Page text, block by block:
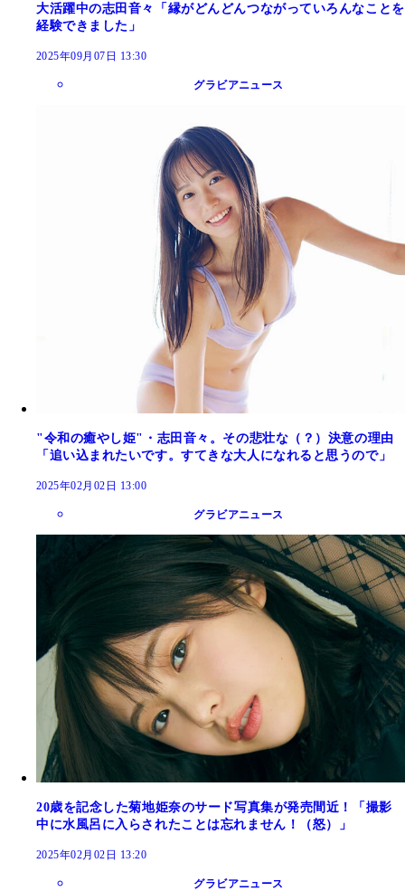
大活躍中の志田音々「縁がどんどんつながっていろんなことを
経験できました」
2025年09月07日 13:30
グラビアニュース
"令和の癒やし姫"・志田音々。その悲壮な（？）決意の理由
「追い込まれたいです。すてきな大人になれると思うので」
2025年02月02日 13:00
グラビアニュース
20歳を記念した菊地姫奈のサード写真集が発売間近！「撮影
中に水風呂に入らされたことは忘れません！（怒）」
2025年02月02日 13:20
グラビアニュース